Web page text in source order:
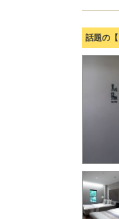
話題の